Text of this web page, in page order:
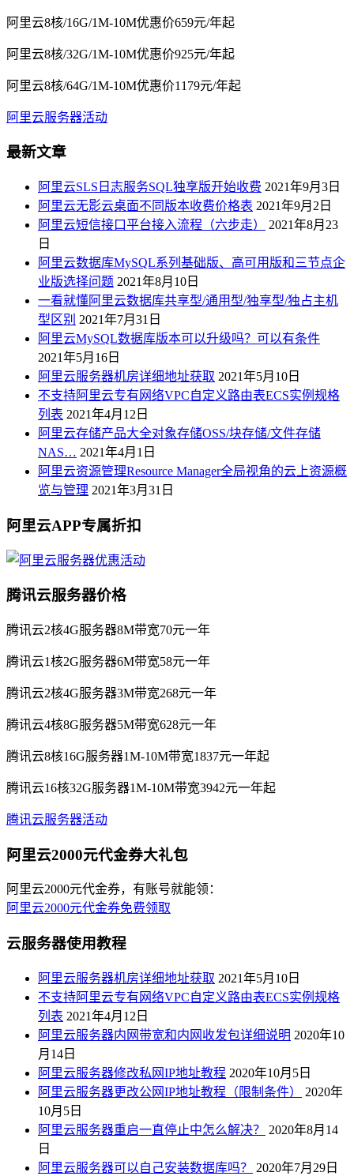
阿里云8核/16G/1M-10M优惠价659元/年起
阿里云8核/32G/1M-10M优惠价925元/年起
阿里云8核/64G/1M-10M优惠价1179元/年起
阿里云服务器活动
最新文章
阿里云SLS日志服务SQL独享版开始收费 2021年9月3日
阿里云无影云桌面不同版本收费价格表 2021年9月2日
阿里云短信接口平台接入流程（六步走）
2021年8月23
日
阿里云数据库MySQL系列基础版、高可用版和三节点企
业版选择问题 2021年8月10日
一看就懂阿里云数据库共享型/通用型/独享型/独占主机
型区别 2021年7月31日
阿里云MySQL数据库版本可以升级吗？可以有条件
2021年5月16日
阿里云服务器机房详细地址获取 2021年5月10日
不支持阿里云专有网络VPC自定义路由表ECS实例规格
列表 2021年4月12日
阿里云存储产品大全对象存储OSS/块存储/文件存储
NAS… 2021年4月1日
阿里云资源管理Resource Manager全局视角的云上资源概
览与管理 2021年3月31日
阿里云APP专属折扣
腾讯云服务器价格
腾讯云2核4G服务器8M带宽70元一年
腾讯云1核2G服务器6M带宽58元一年
腾讯云2核4G服务器3M带宽268元一年
腾讯云4核8G服务器5M带宽628元一年
腾讯云8核16G服务器1M-10M带宽1837元一年起
腾讯云16核32G服务器1M-10M带宽3942元一年起
腾讯云服务器活动
阿里云2000元代金券大礼包
阿里云2000元代金券，有账号就能领：
阿里云2000元代金券免费领取
云服务器使用教程
阿里云服务器机房详细地址获取 2021年5月10日
不支持阿里云专有网络VPC自定义路由表ECS实例规格
列表 2021年4月12日
阿里云服务器内网带宽和内网收发包详细说明 2020年10
月14日
阿里云服务器修改私网IP地址教程 2020年10月5日
阿里云服务器更改公网IP地址教程（限制条件）
2020年
10月5日
阿里云服务器重启一直停止中怎么解决？
2020年8月14
日
阿里云服务器可以自己安装数据库吗？
2020年7月29日